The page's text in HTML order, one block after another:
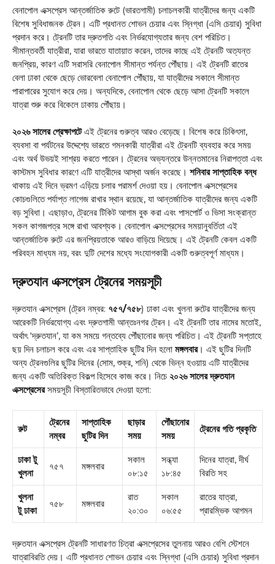
বেনাপোল এক্সপ্রেস আন্তর্জাতিক রুটে (ভারতগামী) চলাচলকারী যাত্রীদের জন্য একটি
বিশেষ সুবিধাজনক ট্রেন। এটি প্রধানত শোভন চেয়ার এবং স্নিগ্ধা (এসি চেয়ার) সুবিধা
প্রদান করে। ট্রেনটি তার দ্রুতগতি এবং নির্ভরযোগ্যতার জন্য বেশ পরিচিত।
সীমান্তবর্তী যাত্রীরা, যারা ভারতে যাতায়াত করেন, তাদের কাছে এই ট্রেনটি অত্যন্ত
জনপ্রিয়, কারণ এটি সরাসরি বেনাপোল সীমান্ত পর্যন্ত পৌঁছায়। এই ট্রেনটি রাতের
বেলা ঢাকা থেকে ছেড়ে ভোরবেলা বেনাপোল পৌঁছায়, যা যাত্রীদের সকালে সীমান্ত
পারাপারের সুযোগ করে দেয়। অন্যদিকে, বেনাপোল থেকে ছেড়ে আসা ট্রেনটি সকালে
যাত্রা শুরু করে বিকেলে ঢাকায় পৌঁছায়।
২০২৬ সালের প্রেক্ষাপটেএই ট্রেনের গুরুত্ব আরও বেড়েছে। বিশেষ করে চিকিৎসা,
ব্যবসা বা পর্যটনের উদ্দেশ্যে ভারতে গমনকারী যাত্রীরা এই ট্রেনটি ব্যবহার করে সময়
এবং অর্থ উভয়ই সাশ্রয় করতে পারেন। ট্রেনের অভ্যন্তরে উন্নতমানের নিরাপত্তা এবং
কাস্টমস সুবিধার কারণে এটি যাত্রীদের আস্থা অর্জন করেছে। শনিবার সাপ্তাহিক বন্ধ
থাকায় এই দিনে ভ্রমণ এড়িয়ে চলার পরামর্শ দেওয়া হয়। বেনাপোল এক্সপ্রেসের
কোচগুলিতে পর্যাপ্ত লাগেজ রাখার স্থান রয়েছে, যা আন্তর্জাতিক যাত্রীদের জন্য একটি
বড় সুবিধা। এছাড়াও, ট্রেনের টিকিট আগাম বুক করা এবং পাসপোর্ট ও ভিসা সংক্রান্ত
সকল কাগজপত্র সঙ্গে রাখা আবশ্যক। বেনাপোল এক্সপ্রেসের সময়ানুবর্তিতা এই
আন্তর্জাতিক রুটে এর জনপ্রিয়তাকে আরও বাড়িয়ে দিয়েছে। এই ট্রেনটি কেবল একটি
পরিবহন মাধ্যম নয়, বরং দুটি দেশের মধ্যে সংযোগকারী একটি গুরুত্বপূর্ণ মাধ্যম।
দ্রুতযান এক্সপ্রেস ট্রেনের সময়সূচী
দ্রুতযান এক্সপ্রেস (ট্রেন নম্বর: ৭৫৭/৭৫৮) ঢাকা এবং খুলনা রুটের যাত্রীদের জন্য
আরেকটি নির্ভরযোগ্য এবং দ্রুতগামী আন্তঃনগর ট্রেন। এই ট্রেনটি তার নামের মতোই,
অর্থাৎ ‘দ্রুতযান’, যা কম সময়ে গন্তব্যে পৌঁছানোর জন্য পরিচিত। এই ট্রেনটি সপ্তাহে
ছয় দিন চলাচল করে এবং এর সাপ্তাহিক ছুটির দিন হলো মঙ্গলবার। এই ছুটির দিনটি
অন্য ট্রেনগুলির ছুটির দিনের (সোম, শুক্র, শনি) থেকে ভিন্ন হওয়ায় এটি যাত্রীদের
জন্য একটি অতিরিক্ত বিকল্প হিসেবে কাজ করে। নিচে ২০২৬ সালের দ্রুতযান
এক্সপ্রেসেরসময়সূচী বিস্তারিতভাবে দেওয়া হলো:
রুট
ট্রেনের
নম্বর
সাপ্তাহিক
ছুটির দিন
ছাড়ার
সময়
পৌঁছানোর
সময়
ট্রেনের গতি প্রকৃতি
ঢাকা টু
খুলনা
৭৫৭ মঙ্গলবার
সকাল
০৮:১৫
সন্ধ্যা
১৮:৪৫
দিনের যাত্রা, দীর্ঘ
বিরতি সহ
খুলনা
টু ঢাকা
৭৫৮ মঙ্গলবার
রাত
২০:৩০
সকাল
০৬:৫৫
রাতের যাত্রা,
প্রারম্ভিক আগমন
দ্রুতযান এক্সপ্রেস ট্রেনটি সাধারণত চিত্রা এক্সপ্রেসের তুলনায় আরও বেশি স্টেশনে
যাত্রাবিরতি দেয়। এটি প্রধানত শোভন চেয়ার এবং স্নিগ্ধা (এসি চেয়ার) সুবিধা প্রদান